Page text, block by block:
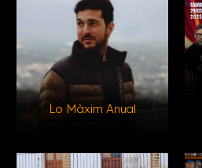
Lo Màxim Anual